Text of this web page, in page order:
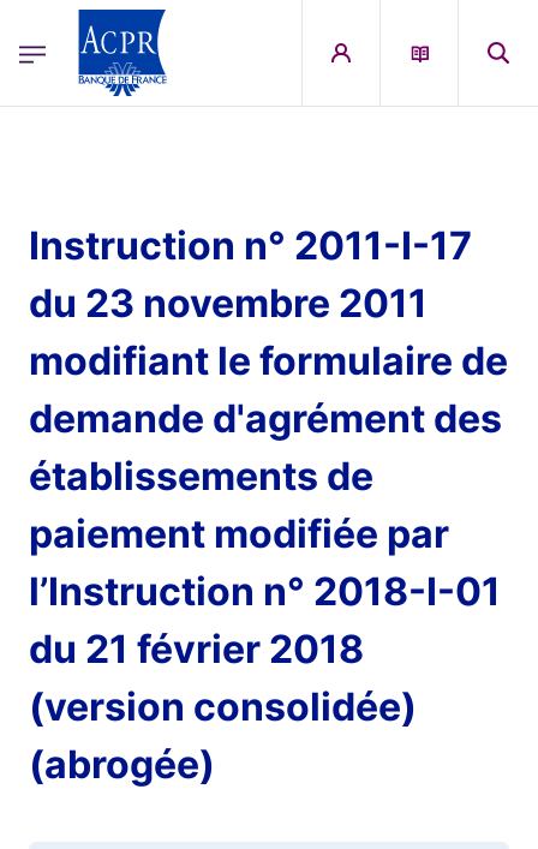
ACPR Menu Principal (French)
Instruction n° 2011-I-17
du 23 novembre 2011
modifiant le formulaire de
demande d'agrément des
établissements de
paiement modifiée par
l’Instruction n° 2018-I-01
du 21 février 2018
(version consolidée)
(abrogée)